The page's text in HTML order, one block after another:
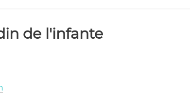
de l'infante